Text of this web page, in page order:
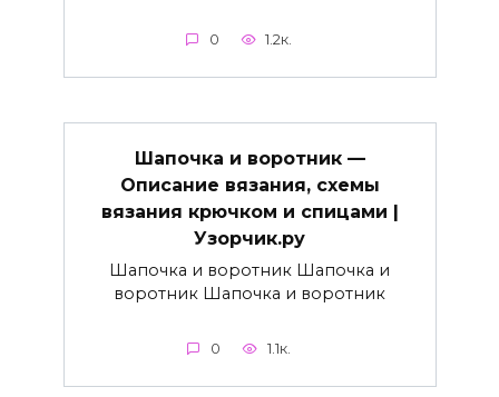
0 1.2к.
Шапочка и воротник —
Описание вязания, схемы
вязания крючком и спицами |
Узорчик.ру
Шапочка и воротник Шапочка и
воротник Шапочка и воротник
0 1.1к.